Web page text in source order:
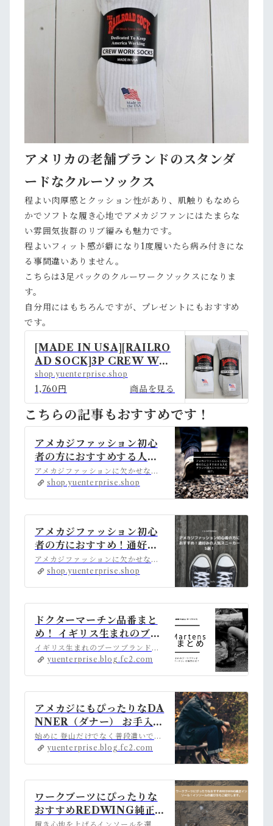
アメリカの老舗ブランドのスタンダ
ードなクルーソックス
程よい肉厚感とクッション性があり、肌触りもなめら
かでソフトな履き心地でアメカジファンにはたまらな
い雰囲気抜群のリブ編みも魅力です。
程よいフィット感が癖になり1度履いたら病み付きにな
る事間違いありません。
こちらは3足パックのクルーワークソックスになりま
す。
自分用にはもちろんですが、プレゼントにもおすすめ
です。
[MADE IN USA][RAILRO
AD SOCK]3P CREW WO
RK SOCKS RankS | アメカ
ジ古着ファッション販売YUエ
ンタープライズBASE店 po
wered by BASE
shop.yuenterprise.shop
1,760円 商品を見る
こちらの記事もおすすめです！
アメカジファッション初心
者の方におすすめする人気
ブランド別スニーカーのご
紹介。 | アメカジ古着ファ
ッション販売YUエンタープ
アメカジファッションに欠かせないアイテム『スニーカー』。中には特定のブランドを集めるコレクターがいるほど、人気の高いアイテムです。『これからアメカジを始めた...
shop.yuenterprise.shop
アメカジファッション初心
者の方におすすめ！通好み
の人気スニーカー5選！ | ア
メカジ古着ファッション販
売YUエンタープライズBA
アメカジファッションに欠かせないアイテム『スニーカー』。中には特定のブランドを集めるコレクターがいるほど、人気の高いアイテムです。『これからアメカジを始めた...
shop.yuenterprise.shop
ドクターマーチン品番まと
め！ イギリス生まれのブー
ツブランド「ドクターマー
チン」の魅力とは？
イギリス生まれのブーツブランド「ドクターマーチン」。ドクターマーチンはもともとワークブーツでしたが、アーティストや若者たちに支持されたことから、今ではファッションアイテムに昇華しています。REDWINGと比べると、品番が少ないのですが、同一品番でも種類が多いため、結構ややこしい。ここではドクターマーチンの品番、各モデルの特徴をまとめました。 …
yuenterprise.blog.fc2.com
アメカジにもぴったりなDA
NNER（ダナー） お手入れ
方法から着こなし例までを
ご紹介！
始めに 登山だけでなく普段遣いでも人気のブーツ、ダナーライト。ここではダナーライトのメンテナンス方法や気になるサイズ感、さらに着こなし方までご紹介します。ダナーライトの購入を検討されている方は必見ですよ。 アメカジにもぴったりなDANNER（ダナー） 登山用のブーツから、軍隊で使用するブーツまで、ヘビーデューティーな物を作成しているブランドであ…
yuenterprise.blog.fc2.com
ワークブーツにぴったりな
おすすめREDWING純正